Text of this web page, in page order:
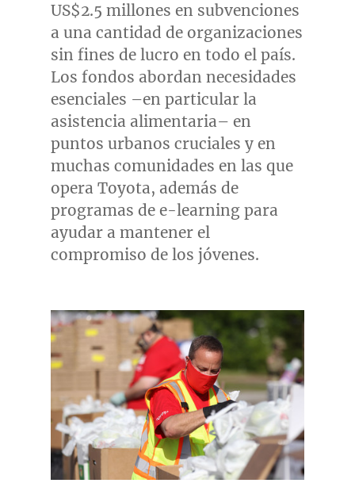
US$2.5 millones en subvenciones
a una cantidad de organizaciones
sin fines de lucro en todo el país.
Los fondos abordan necesidades
esenciales –en particular la
asistencia alimentaria– en
puntos urbanos cruciales y en
muchas comunidades en las que
opera Toyota, además de
programas de e-learning para
ayudar a mantener el
compromiso de los jóvenes.